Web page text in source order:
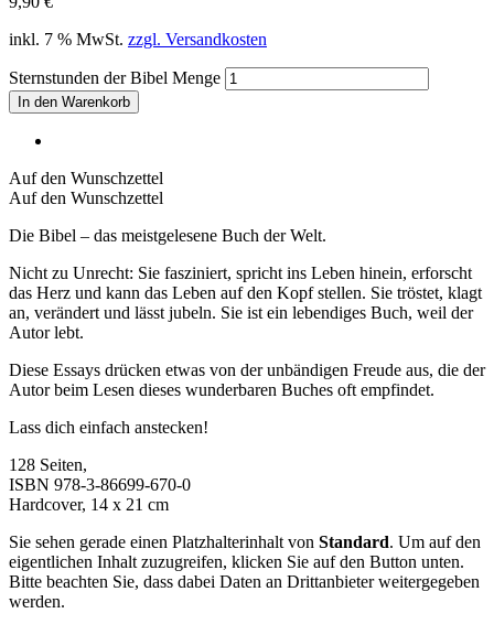
inkl. 7 % MwSt. zzgl. Versandkosten
Sternstunden der Bibel Menge
In den Warenkorb
Auf den Wunschzettel
Auf den Wunschzettel
Die Bibel – das meistgelesene Buch der Welt.
Nicht zu Unrecht: Sie fasziniert, spricht ins Leben hinein, erforscht
das Herz und kann das Leben auf den Kopf stellen. Sie tröstet, klagt
an, verändert und lässt jubeln. Sie ist ein lebendiges Buch, weil der
Autor lebt.
Diese Essays drücken etwas von der unbändigen Freude aus, die der
Autor beim Lesen dieses wunderbaren Buches oft empfindet.
Lass dich einfach anstecken!
128 Seiten,
ISBN 978-3-86699-670-0
Hardcover, 14 x 21 cm
Sie sehen gerade einen Platzhalterinhalt von Standard. Um auf den
eigentlichen Inhalt zuzugreifen, klicken Sie auf den Button unten.
Bitte beachten Sie, dass dabei Daten an Drittanbieter weitergegeben
werden.